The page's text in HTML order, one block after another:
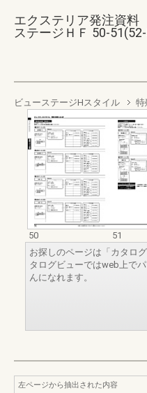
エクステリア発注資
ステージＨＦ 50-
ビューステージHスタイル 特
50
51
お探しのページは「カタロ
タログビューではweb上で
んになれます。
左ページから抽出された内容